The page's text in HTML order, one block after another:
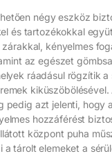
négy eszköz
és tartozékokkal
kényelmes
az egészet
ráadásul rögzítik
pedig azt jelenti, hogy
hozzáférést
központ puha
tárolt elemeket a